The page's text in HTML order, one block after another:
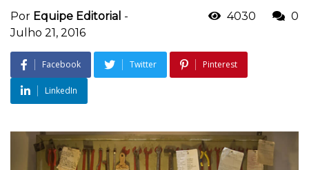
Por Equipe Editorial -
Julho 21, 2016
4030 0
Facebook Twitter Pinterest
LinkedIn